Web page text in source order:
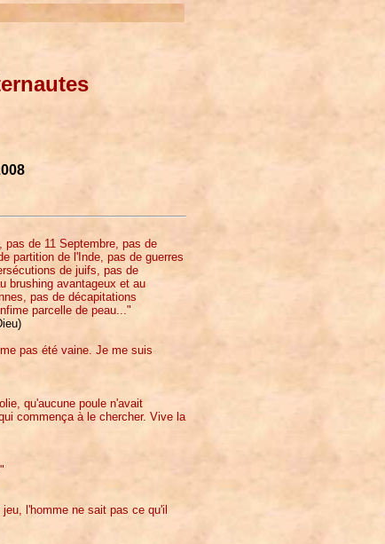
de 11 Septembre, pas de
partition de l'Inde, pas de guerres
de juifs, pas de
brushing avantageux et au
pas de décapitations
parcelle de peau..."
pas été vaine. Je me suis
qu'aucune poule n'avait
commença à le chercher. Vive la
l'homme ne sait pas ce qu'il